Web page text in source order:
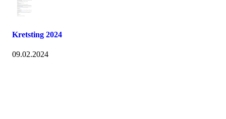
Kretsting 2024
09.02.2024